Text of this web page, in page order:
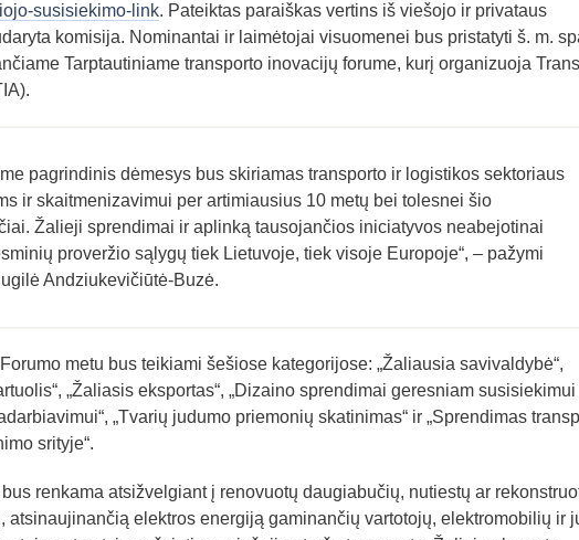
susisiekimo-link. Pateiktas paraiškas vertins iš viešojo ir privataus
komisija. Nominantai ir laimėtojai visuomenei bus pristatyti š. m.
Tarptautiniame transporto inovacijų forume, kurį organizuoja
pagrindinis dėmesys bus skiriamas transporto ir logistikos sektoriaus
ir skaitmenizavimui per artimiausius 10 metų bei tolesnei šio
Žalieji sprendimai ir aplinką tausojančios iniciatyvos neabejotinai
proveržio sąlygų tiek Lietuvoje, tiek visoje Europoje“, – pažymi
Andziukevičiūtė-Buzė.
metu bus teikiami šešiose kategorijose: „Žaliausia savivaldybė“,
„Žaliasis eksportas“, „Dizaino sprendimai geresniam susisiekimui
„Tvarių judumo priemonių skatinimas“ ir „Sprendimas
srityje“.
renkama atsižvelgiant į renovuotų daugiabučių, nutiestų ar
atsinaujinančią elektros energiją gaminančių vartotojų, elektromobilių ir